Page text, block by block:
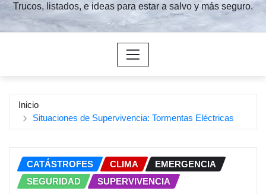
Trucos, listados, e ideas para estar a salvo y más seguro.
Inicio
Situaciones de Supervivencia: Tormentas Eléctricas
CATÁSTROFES CLIMA
EMERGENCIA
SEGURIDAD
SUPERVIVENCIA